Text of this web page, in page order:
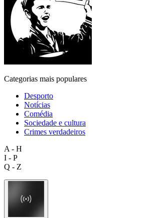
Categorias mais populares
Desporto
Notícias
Comédia
Sociedade e cultura
Crimes verdadeiros
A - H
I - P
Q - Z